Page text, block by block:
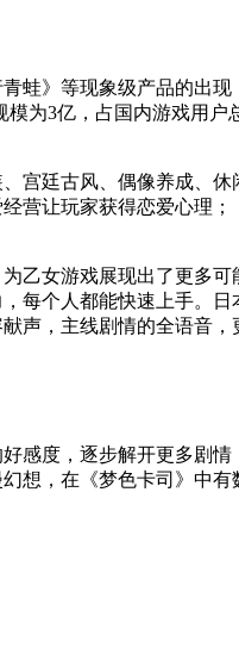
》等现象级产品的出现
为3亿，占国内游戏用
宫廷古风、偶像养成、
营让玩家获得恋爱心理
乙女游戏展现出了更多
每个人都能快速上手。
声，主线剧情的全语音，
感度，逐步解开更多剧
想，在《梦色卡司》中